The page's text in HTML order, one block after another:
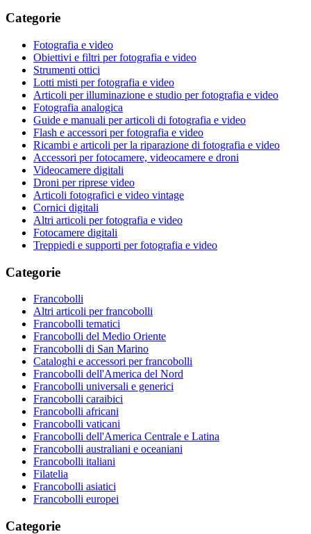
Categorie
Fotografia e video
Obiettivi e filtri per fotografia e video
Strumenti ottici
Lotti misti per fotografia e video
Articoli per illuminazione e studio per fotografia e video
Fotografia analogica
Guide e manuali per articoli di fotografia e video
Flash e accessori per fotografia e video
Ricambi e articoli per la riparazione di fotografia e video
Accessori per fotocamere, videocamere e droni
Videocamere digitali
Droni per riprese video
Articoli fotografici e video vintage
Cornici digitali
Altri articoli per fotografia e video
Fotocamere digitali
Treppiedi e supporti per fotografia e video
Categorie
Francobolli
Altri articoli per francobolli
Francobolli tematici
Francobolli del Medio Oriente
Francobolli di San Marino
Cataloghi e accessori per francobolli
Francobolli dell'America del Nord
Francobolli universali e generici
Francobolli caraibici
Francobolli africani
Francobolli vaticani
Francobolli dell'America Centrale e Latina
Francobolli australiani e oceaniani
Francobolli italiani
Filatelia
Francobolli asiatici
Francobolli europei
Categorie